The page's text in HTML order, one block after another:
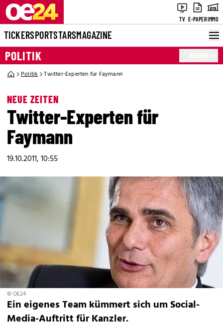
TV E-PAPERIMMO
TICKERSPORTSTARSMAGAZINE
POLITIK
Politik Twitter-Experten für Faymann
NEUE ZEITEN
Twitter-Experten für
Faymann
19.10.2011, 10:55
© OE24
Ein eigenes Team kümmert sich um Social-
Media-Auftritt für Kanzler.